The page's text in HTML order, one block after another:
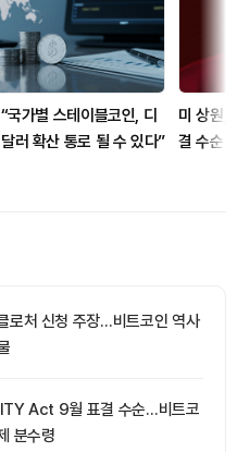
국가별 스테이블코인, 디
러 확산 통로 될 수 있다”
미 상원
결 수순…
로처 신청 주장…비트코인 역사
Act 9월 표결 수순…비트코
분수령